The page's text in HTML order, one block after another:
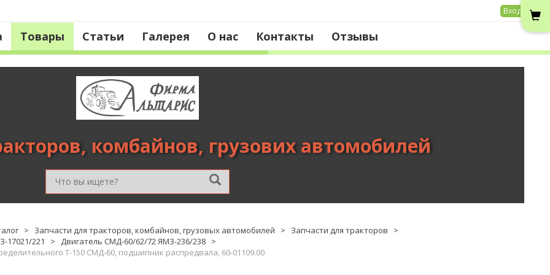
Вход
Товары Статьи Галерея О нас Контакты Отзывы
комбайнов, грузових автомобилей
> Запчасти для тракторов, комбайнов, грузовых автомобилей > Запчасти для тракторов
>
17021/221
> Двигатель СМД-60/62/72 ЯМЗ-236/238 >
Т-150 СМД-60, подшипник распредвала, 60-01109.00